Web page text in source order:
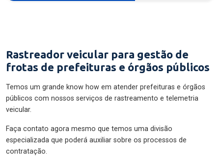
Rastreador veicular para gestão de
frotas de prefeituras e órgãos públicos
Temos um grande know how em atender prefeituras e órgãos
públicos com nossos serviços de rastreamento e telemetria
veicular.
Faça contato agora mesmo que temos uma divisão
especializada que poderá auxiliar sobre os processos de
contratação.